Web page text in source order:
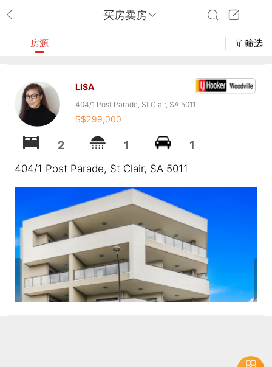
买房卖房
房源 筛选
LISA
404/1 Post Parade, St Clair, SA 5011
$$299,000
2 1 1
404/1 Post Parade, St Clair, SA 5011